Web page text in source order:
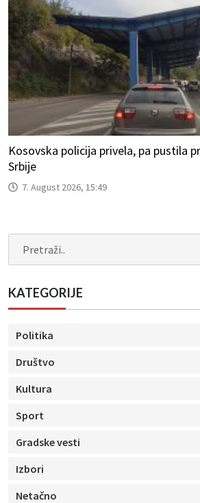
Kosovska policija privela, pa pustila
Srbije
7. August 2026, 15:49
KATEGORIJE
Politika
Društvo
Kultura
Sport
Gradske vesti
Izbori
Netačno